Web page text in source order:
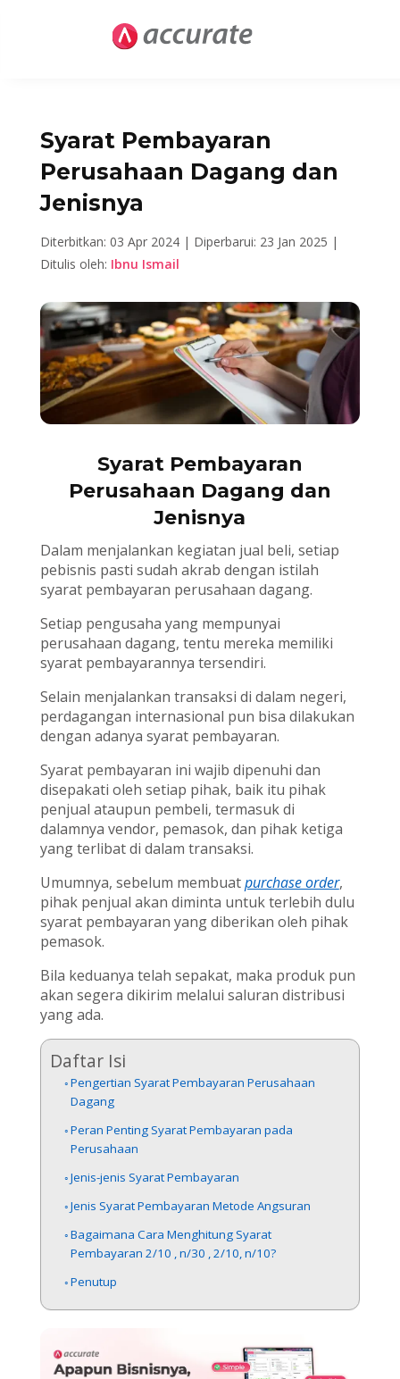
Syarat Pembayaran
Perusahaan Dagang dan
Jenisnya
Diterbitkan: 03 Apr 2024 | Diperbarui: 23 Jan 2025 |
Ditulis oleh: Ibnu Ismail
Syarat Pembayaran
Perusahaan Dagang dan
Jenisnya
Dalam menjalankan kegiatan jual beli, setiap
pebisnis pasti sudah akrab dengan istilah
syarat pembayaran perusahaan dagang.
Setiap pengusaha yang mempunyai
perusahaan dagang, tentu mereka memiliki
syarat pembayarannya tersendiri.
Selain menjalankan transaksi di dalam negeri,
perdagangan internasional pun bisa dilakukan
dengan adanya syarat pembayaran.
Syarat pembayaran ini wajib dipenuhi dan
disepakati oleh setiap pihak, baik itu pihak
penjual ataupun pembeli, termasuk di
dalamnya vendor, pemasok, dan pihak ketiga
yang terlibat di dalam transaksi.
Umumnya, sebelum membuatpurchase order,
pihak penjual akan diminta untuk terlebih dulu
syarat pembayaran yang diberikan oleh pihak
pemasok.
Bila keduanya telah sepakat, maka produk pun
akan segera dikirim melalui saluran distribusi
yang ada.
Daftar Isi
Pengertian Syarat Pembayaran Perusahaan
Dagang
Peran Penting Syarat Pembayaran pada
Perusahaan
Jenis-jenis Syarat Pembayaran
Jenis Syarat Pembayaran Metode Angsuran
Bagaimana Cara Menghitung Syarat
Pembayaran 2/10 , n/30 , 2/10, n/10?
Penutup